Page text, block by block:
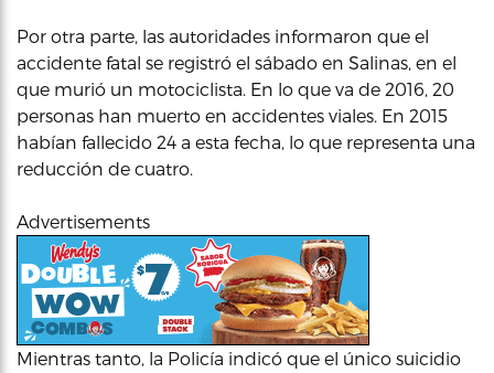
Por otra parte, las autoridades informaron que el
accidente fatal se registró el sábado en Salinas, en el
que murió un motociclista. En lo que va de 2016, 20
personas han muerto en accidentes viales. En 2015
habían fallecido 24 a esta fecha, lo que representa una
reducción de cuatro.
Advertisements
Mientras tanto, la Policía indicó que el único suicidio